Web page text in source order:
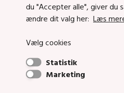
du "Accepter alle", giver du
ændre dit valg her: Læs
Vælg cookies
Statistik
Marketing